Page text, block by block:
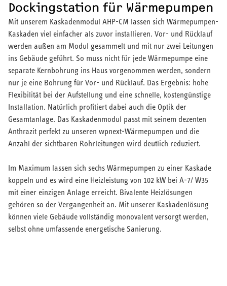
SERVICE
Serviceleistungen
Dockingstation für Wärmepumpen
Mit unserem Kaskadenmodul AHP-CM lassen sich Wärmepumpen-
Kaskaden viel einfacher als zuvor installieren. Vor- und Rücklauf
werden außen am Modul gesammelt und mit nur zwei Leitungen
ins Gebäude geführt. So muss nicht für jede Wärmepumpe eine
separate Kernbohrung ins Haus vorgenommen werden, sondern
nur je eine Bohrung für Vor- und Rücklauf. Das Ergebnis: hohe
Flexibilität bei der Aufstellung und eine schnelle, kostengünstige
Installation. Natürlich profitiert dabei auch die Optik der
Gesamtanlage. Das Kaskadenmodul passt mit seinem dezenten
Anthrazit perfekt zu unseren wpnext-Wärmepumpen und die
Anzahl der sichtbaren Rohrleitungen wird deutlich reduziert.
Im Maximum lassen sich sechs Wärmepumpen zu einer Kaskade
koppeln und es wird eine Heizleistung von 102 kW bei A-7/ W35
mit einer einzigen Anlage erreicht. Bivalente Heizlösungen
gehören so der Vergangenheit an. Mit unserer Kaskadenlösung
können viele Gebäude vollständig monovalent versorgt werden,
selbst ohne umfassende energetische Sanierung.